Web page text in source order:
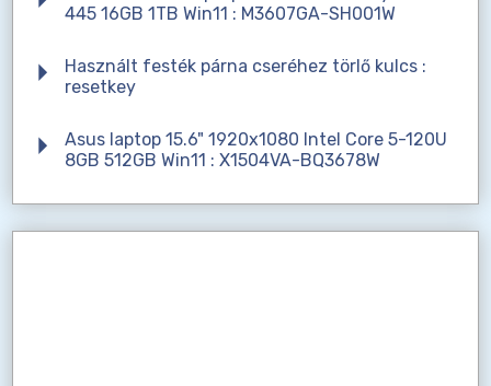
445 16GB 1TB Win11 : M3607GA-SH001W
Használt festék párna cseréhez törlő kulcs :
resetkey
Asus laptop 15.6" 1920x1080 Intel Core 5-120U
8GB 512GB Win11 : X1504VA-BQ3678W